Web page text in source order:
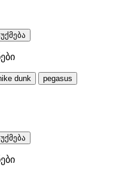
dunk
pegasus